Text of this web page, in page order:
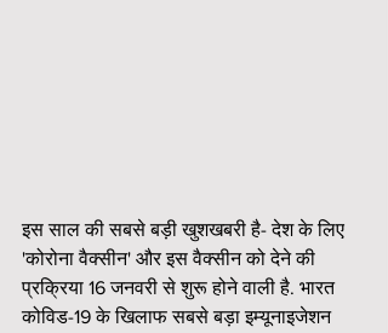
इस साल की सबसे बड़ी खुशखबरी है- देश के लिए
'कोरोना वैक्सीन' और इस वैक्सीन को देने की
प्रक्रिया 16 जनवरी से शुरू होने वाली है. भारत
कोविड-19 के खिलाफ सबसे बड़ा इम्यूनाइजेशन